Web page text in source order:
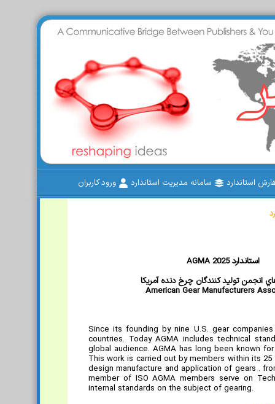
استاندارد سامانه مدیریت استاندارد ورود کاربران
AGMA 2025 استاندارد
انجمن توليد کنندگان چرخ دنده آمريکا
American Gear Manufacturers
Since its founding by nine U.S. gear
countries. Today AGMA includes technical
global audience. AGMA has long been known
This work is carried out by members within its
design manufacture and application of gears .
member of ISO AGMA members serve on
internal standards on the subject of gearing.